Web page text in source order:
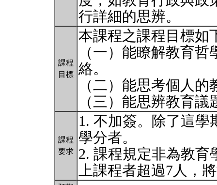
行詳細的思辨。
課程
目標
本課程之課程目標如
（一）能瞭解教育
絡。
（二）能思考個人
（三）能思辨教育
課程
要求
1. 不加簽。除了這
學分者。
2. 課程規定非為教育
上課程者超過7人，